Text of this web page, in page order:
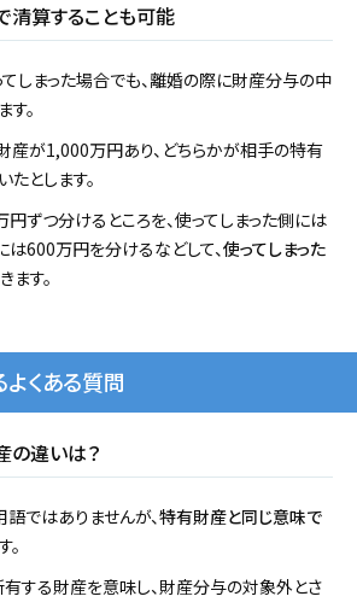
算することも可能
しまった場合でも、離婚の際に財産分与の中
。
産が1,000万円あり、どちらかが相手の特有
とします。
ずつ分けるところを、使ってしまった側には
600万円を分けるなどして、使ってしまった
ます。
くある質問
の違いは？
ではありませんが、特有財産と同じ意味で
。
する財産を意味し、財産分与の対象外とさ